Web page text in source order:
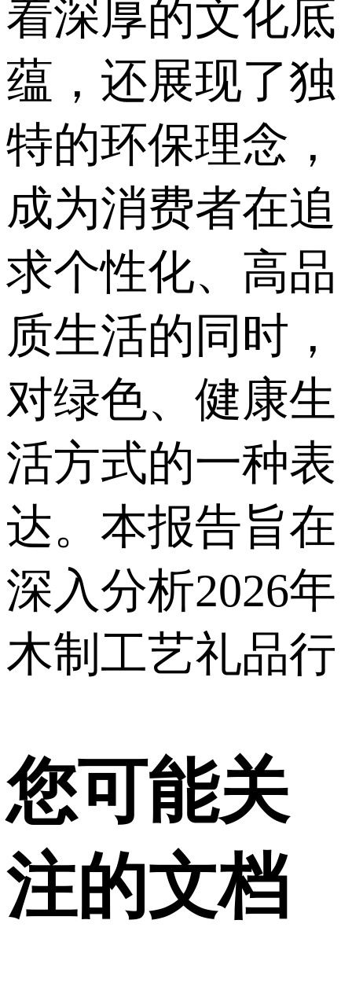
着深厚的文化底
蕴，还展现了独
特的环保理念，
成为消费者在追
求个性化、高品
质生活的同时，
对绿色、健康生
活方式的一种表
达。本报告旨在
深入分析2026年
木制工艺礼品行
您可能关
注的文档